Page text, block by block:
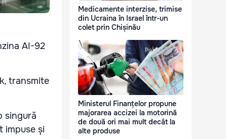
AI-92
transmite
singură
impuse și
Medicamente interzise, trimise
din Ucraina în Israel într-un
colet prin Chișinău
Ministerul Finanțelor propune
majorarea accizei la motorină
de două ori mai mult decât la
alte produse